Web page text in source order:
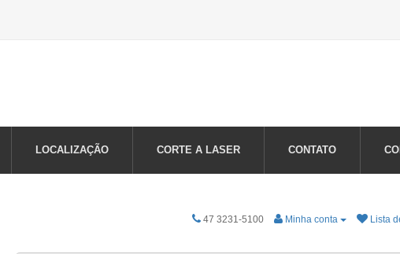
LOCALIZAÇÃO CORTE A LASER CONTATO
47 3231-5100 Minha conta Lista